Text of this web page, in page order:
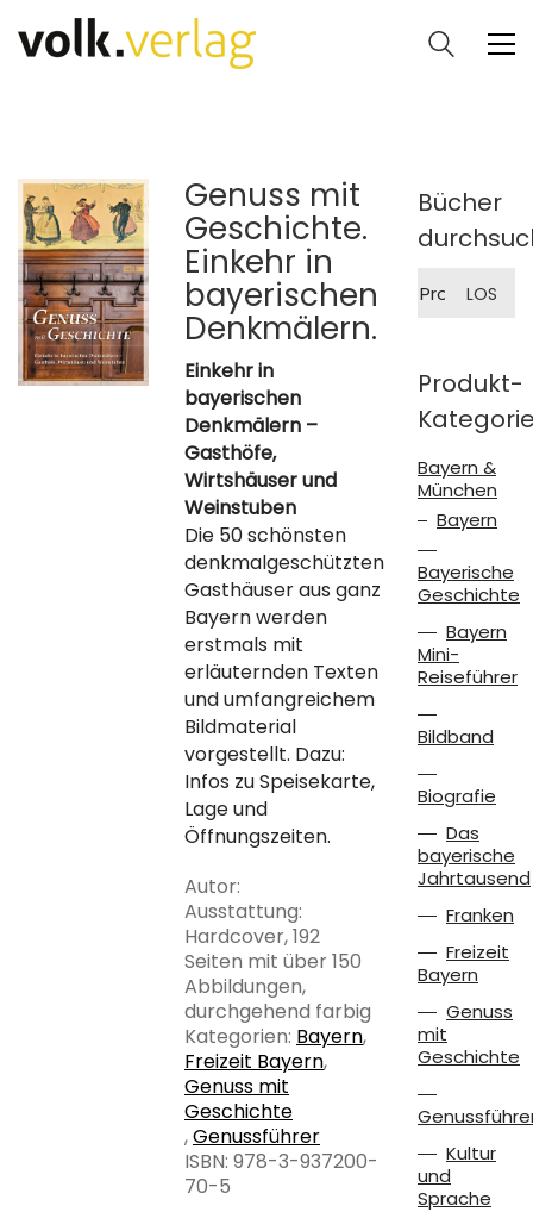
Genuss mit
Geschichte.
Einkehr in
bayerischen
Denkmälern.
Einkehr in
bayerischen
Denkmälern –
Gasthöfe,
Wirtshäuser und
Weinstuben
Die 50 schönsten
denkmalgeschützten
Gasthäuser aus ganz
Bayern werden
erstmals mit
erläuternden Texten
und umfangreichem
Bildmaterial
vorgestellt. Dazu:
Infos zu Speisekarte,
Lage und
Öffnungszeiten.
Autor:
Ausstattung:
Hardcover, 192
Seiten mit über 150
Abbildungen,
durchgehend farbig
Kategorien: Bayern,
Freizeit Bayern,
Genuss mit
Geschichte
,Genussführer
ISBN: 978-3-937200-
70-5
Bücher
nach:
LOS
Produkt-
Bayern &
München
Bayern
Bayerische
Geschichte
Bayern
Mini-
Reiseführer
Bildband
Biografie
Das
bayerische
Jahrtausend
Franken
Freizeit
Bayern
Genuss
mit
Geschichte
Kultur
und
Sprache